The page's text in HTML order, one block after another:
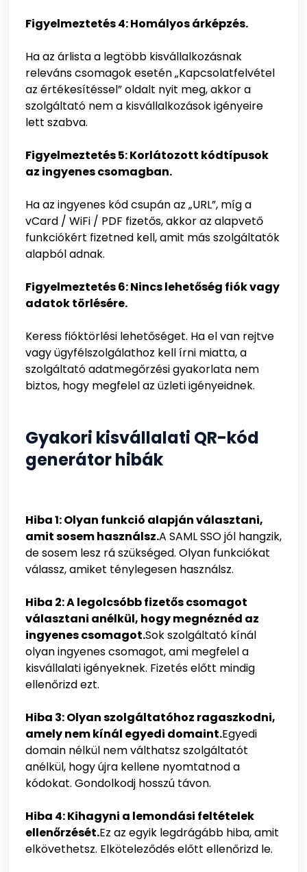
Figyelmeztetés 4: Homályos árképzés.
Ha az árlista a legtöbb kisvállalkozásnak
releváns csomagok esetén „Kapcsolatfelvétel
az értékesítéssel” oldalt nyit meg, akkor a
szolgáltató nem a kisvállalkozások igényeire
lett szabva.
Figyelmeztetés 5: Korlátozott kódtípusok
az ingyenes csomagban.
Ha az ingyenes kód csupán az „URL”, míg a
vCard / WiFi / PDF fizetős, akkor az alapvető
funkciókért fizetned kell, amit más szolgáltatók
alapból adnak.
Figyelmeztetés 6: Nincs lehetőség fiók vagy
adatok törlésére.
Keress fióktörlési lehetőséget. Ha el van rejtve
vagy ügyfélszolgálathoz kell írni miatta, a
szolgáltató adatmegőrzési gyakorlata nem
biztos, hogy megfelel az üzleti igényeidnek.
Gyakori kisvállalati QR-kód
generátor hibák
Hiba 1: Olyan funkció alapján választani,
amit sosem használsz.A SAML SSO jól hangzik,
de sosem lesz rá szükséged. Olyan funkciókat
válassz, amiket ténylegesen használsz.
Hiba 2: A legolcsóbb fizetős csomagot
választani anélkül, hogy megnéznéd az
ingyenes csomagot.Sok szolgáltató kínál
olyan ingyenes csomagot, ami megfelel a
kisvállalati igényeknek. Fizetés előtt mindig
ellenőrizd ezt.
Hiba 3: Olyan szolgáltatóhoz ragaszkodni,
amely nem kínál egyedi domaint.Egyedi
domain nélkül nem válthatsz szolgáltatót
anélkül, hogy újra kellene nyomtatnod a
kódokat. Gondolkodj hosszú távon.
Hiba 4: Kihagyni a lemondási feltételek
ellenőrzését.Ez az egyik legdrágább hiba, amit
elkövethetsz. Elköteleződés előtt ellenőrizd le.